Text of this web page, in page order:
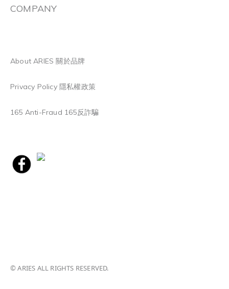
COMPANY
About ARIES 關於品牌
Privacy Policy 隱私權政策
165 Anti-Fraud 165反詐騙
© ARIES ALL RIGHTS RESERVED.